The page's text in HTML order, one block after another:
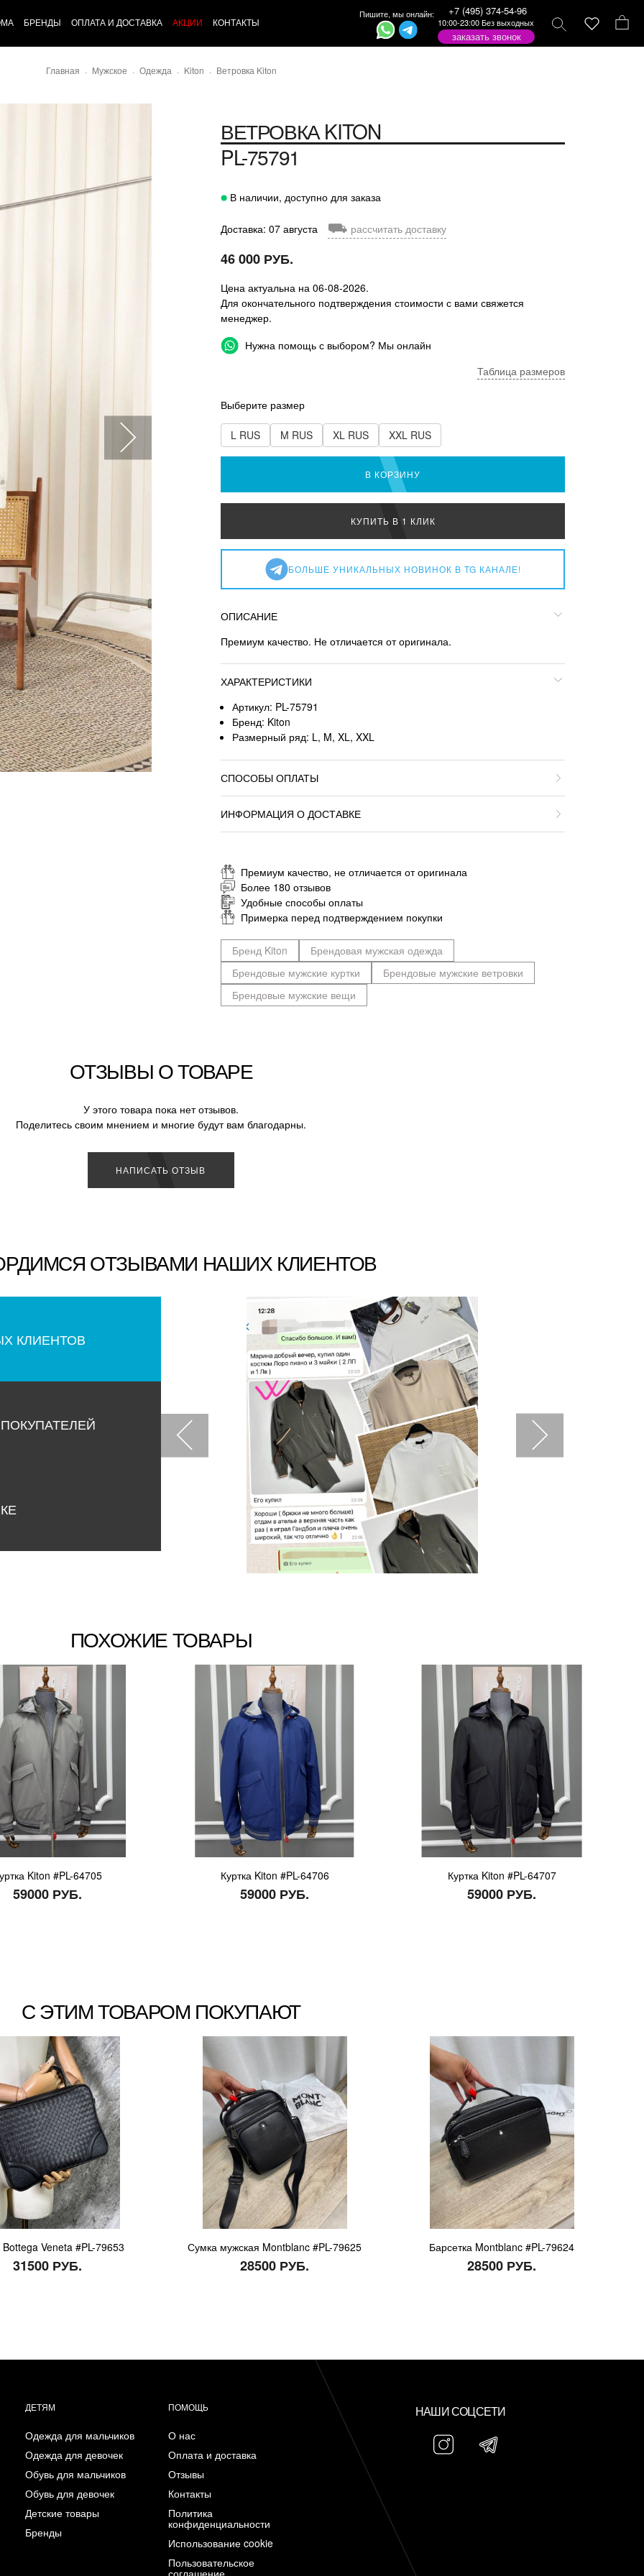
БРЕНДЫ ОПЛАТА И ДОСТАВКА АКЦИИ КОНТАКТЫ
Пишите, мы онлайн: +7 (495) 374-54-96
10:00-23:00 Без выходных
заказать звонок
Главная Мужское Одежда Kiton Ветровка Kiton
ВЕТРОВКА KITON
PL-75791
В наличии, доступно для заказа
Доставка: 07 августа ⛟ рассчитать доставку
46 000 РУБ.
Цена актуальна на 06-08-2026.
Для окончательного подтверждения стоимости с вами свяжется
менеджер.
Нужна помощь с выбором? Мы онлайн
Таблица размеров
Выберите размер
L RUS M RUS XL RUS XXL RUS
В КОРЗИНУ
КУПИТЬ В 1 КЛИК
БОЛЬШЕ УНИКАЛЬНЫХ НОВИНОК В TG КАНАЛЕ!
ОПИСАНИЕ
Премиум качество. Не отличается от оригинала.
ХАРАКТЕРИСТИКИ
Артикул: PL-75791
Бренд: Kiton
Размерный ряд: L, M, XL, XXL
СПОСОБЫ ОПЛАТЫ
ИНФОРМАЦИЯ О ДОСТАВКЕ
Премиум качество, не отличается от оригинала
Более 180 отзывов
Удобные способы оплаты
Примерка перед подтверждением покупки
Бренд Kiton
Брендовая мужская одежда
Брендовые мужские куртки
Брендовые мужские ветровки
Брендовые мужские вещи
ОТЗЫВЫ О ТОВАРЕ
У этого товара пока нет отзывов.
Поделитесь своим мнением и многие будут вам благодарны.
НАПИСАТЬ ОТЗЫВ
ОТЗЫВАМИ НАШИХ КЛИЕНТОВ
КЛИЕНТОВ
ПОХОЖИЕ ТОВАРЫ
Kiton #PL-64705
59000 РУБ.
Куртка Kiton #PL-64706
59000 РУБ.
Куртка Kiton #PL-64707
59000 РУБ.
С ЭТИМ ТОВАРОМ ПОКУПАЮТ
Veneta #PL-79653
31500 РУБ.
Сумка мужская Montblanc #PL-79625
28500 РУБ.
Барсетка Montblanc #PL-79624
28500 РУБ.
ДЕТЯМ
Одежда для мальчиков
Одежда для девочек
Обувь для мальчиков
Обувь для девочек
Детские товары
Бренды
ПОМОЩЬ
О нас
Оплата и доставка
Отзывы
Контакты
Политика
конфиденциальности
Использование cookie
Пользовательское
соглашение
НАШИ СОЦСЕТИ